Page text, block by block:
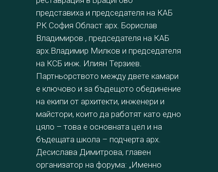
представиха и председателя на КАБ
РК София Област арх. Борислав
Владимиров , председателя на КАБ
арх.Владимир Милков и председателя
на КСБ инж. Илиян Терзиев.
Партньорството между двете камари
е ключово и за бъдещото обединение
на екипи от архитекти, инженери и
майстори, които да работят като едно
цяло – това е основната цел и на
бъдещата школа – подчерта арх.
Десислава Димитрова, главен
организатор на форума: „Именно